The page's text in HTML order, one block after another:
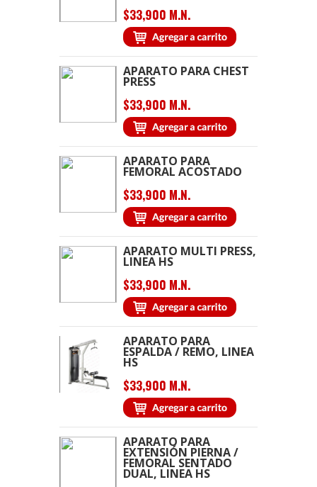
$33,900 M.N.
APARATO PARA CHEST
PRESS
$33,900 M.N.
APARATO PARA
FEMORAL ACOSTADO
$33,900 M.N.
APARATO MULTI PRESS,
LINEA HS
$33,900 M.N.
APARATO PARA
ESPALDA / REMO, LINEA
HS
$33,900 M.N.
APARATO PARA
EXTENSIÓN PIERNA /
FEMORAL SENTADO
DUAL, LINEA HS